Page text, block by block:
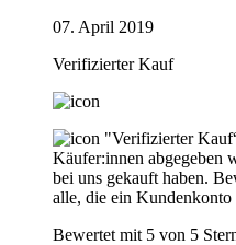
07. April 2019
Verifizierter Kauf
"Verifizierter
Käufer:innen abgegeben
bei uns gekauft haben.
alle, die ein Kundenkonto
Bewertet mit 5 von 5